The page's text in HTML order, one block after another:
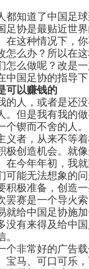
知道了中国足球
足协是最贴近世
在这种情况下，
怎么办？所以在
怎么做呢？改是
中国足协的指导
可以赚钱的
人，或者是还没
。但是我有我的
锲而不舍的人。
者，从来不等着
极创造机会。就
在今年年初，我
可能无法想象的
积极准备，创造
罢赛是一个导火
就给中国足协施
没有来得及给中
非常好的广告载
宝马、可口可乐